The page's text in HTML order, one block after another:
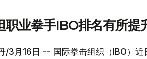
职业拳手IBO排名有所提
/3月16日 -- 国际拳击组织（IBO）